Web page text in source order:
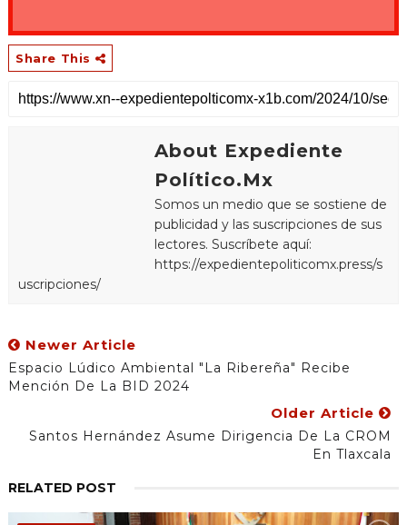
Share This
About Expediente
Político.Mx
Somos un medio que se sostiene de
publicidad y las suscripciones de sus
lectores. Suscríbete aquí:
https://expedientepoliticomx.press/s
uscripciones/
Newer Article
Espacio Lúdico Ambiental "La Ribereña" Recibe
Mención De La BID 2024
Older Article
Santos Hernández Asume Dirigencia De La CROM
En Tlaxcala
RELATED POST